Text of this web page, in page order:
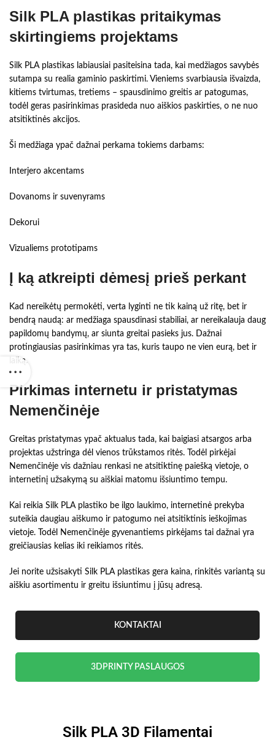
Silk PLA plastikas pritaikymas
skirtingiems projektams
Silk PLA plastikas labiausiai pasiteisina tada, kai medžiagos savybės
sutampa su realia gaminio paskirtimi. Vieniems svarbiausia išvaizda,
kitiems tvirtumas, tretiems – spausdinimo greitis ar patogumas,
todėl geras pasirinkimas prasideda nuo aiškios paskirties, o ne nuo
atsitiktinės akcijos.
Ši medžiaga ypač dažnai perkama tokiems darbams:
Interjero akcentams
Dovanoms ir suvenyrams
Dekorui
Vizualiems prototipams
Į ką atkreipti dėmesį prieš perkant
Kad nereikėtų permokėti, verta lyginti ne tik kainą už ritę, bet ir
bendrą naudą: ar medžiaga spausdinasi stabiliai, ar nereikalauja daug
papildomų bandymų, ar siunta greitai pasieks jus. Dažnai
protingiausias pasirinkimas yra tas, kuris taupo ne vien eurą, bet ir
laiką.
Pirkimas internetu ir pristatymas
Nemenčinėje
Greitas pristatymas ypač aktualus tada, kai baigiasi atsargos arba
projektas užstringa dėl vienos trūkstamos ritės. Todėl pirkėjai
Nemenčinėje vis dažniau renkasi ne atsitiktinę paiešką vietoje, o
internetinį užsakymą su aiškiai matomu išsiuntimo tempu.
Kai reikia Silk PLA plastiko be ilgo laukimo, internetinė prekyba
suteikia daugiau aiškumo ir patogumo nei atsitiktinis ieškojimas
vietoje. Todėl Nemenčinėje gyvenantiems pirkėjams tai dažnai yra
greičiausias kelias iki reikiamos ritės.
Jei norite užsisakyti Silk PLA plastikas gera kaina, rinkitės variantą su
aiškiu asortimentu ir greitu išsiuntimu į jūsų adresą.
KONTAKTAI
3DPRINTY PASLAUGOS
Silk PLA 3D Filamentai